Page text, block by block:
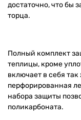
достаточно, что бы
торца.
Полный комплект
теплицы, кроме
включает в себя
перфорированная
набора защиты
поликарбоната.